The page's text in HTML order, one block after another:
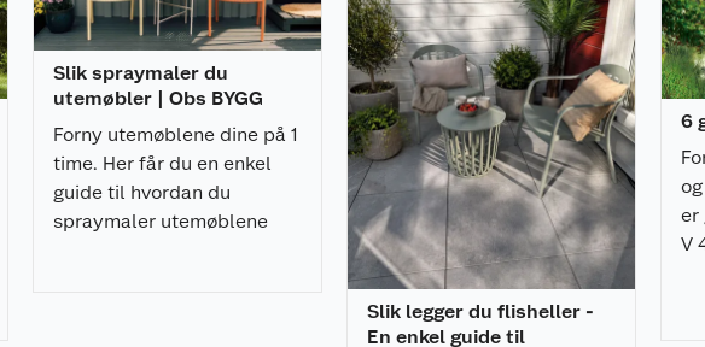
for bensin ved vinterlagring.
motor: 2,60 kW ved 2900 rpm. Sentral
Husk å kjøpe med olje til gressklipperen.
indikator.
Slik spraymaler du
utemøbler | Obs BYGG
Forny utemøblene dine på 1
time. Her får du en enkel
guide til hvordan du
spraymaler utemøblene
Slik legger du flisheller -
En enkel guide til
6
er
V